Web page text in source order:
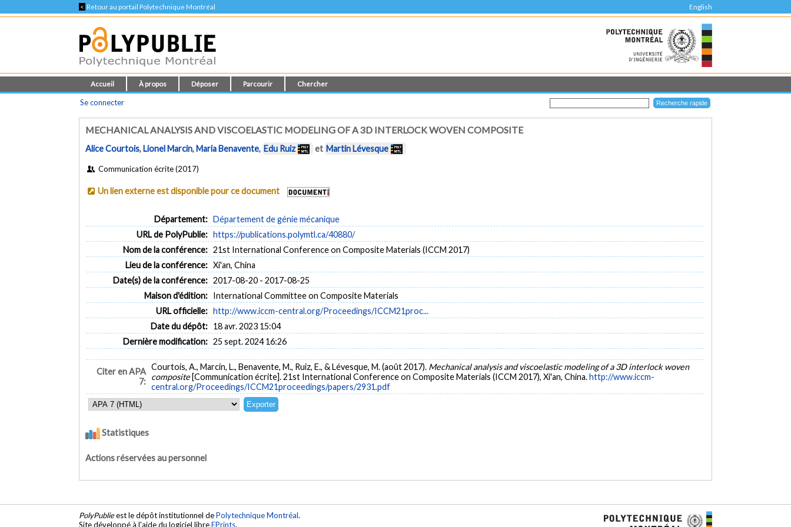
< Retour au portail Polytechnique Montréal English
Accueil À propos Déposer Parcourir Chercher
Se connecter
MECHANICAL ANALYSIS AND VISCOELASTIC MODELING OF A 3D INTERLOCK WOVEN COMPOSITE
Alice Courtois,Lionel Marcin,Maria Benavente, Edu Ruiz et Martin Lévesque
Communication écrite (2017)
Un lien externe est disponible pour ce document
Département: Département de génie mécanique
URL de PolyPublie: https://publications.polymtl.ca/40880/
Nom de la conférence: 21st International Conference on Composite Materials (ICCM 2017)
Lieu de la conférence: Xi'an, China
Date(s) de la conférence: 2017-08-20 - 2017-08-25
Maison d'édition: International Committee on Composite Materials
URL officielle: http://www.iccm-central.org/Proceedings/ICCM21proc...
Date du dépôt: 18 avr. 2023 15:04
Dernière modification: 25 sept. 2024 16:26
Citer en APA
7:
Courtois, A., Marcin, L., Benavente, M., Ruiz, E., & Lévesque, M. (août 2017). Mechanical analysis and viscoelastic modeling of a 3D interlock woven
composite [Communication écrite]. 21st International Conference on Composite Materials (ICCM 2017), Xi'an, China.http://www.iccm-
central.org/Proceedings/ICCM21proceedings/papers/2931.pdf
Statistiques
Actions réservées au personnel
PolyPublieest le dépôt institutionnel dePolytechnique Montréal.
Site développé à l'aide du logiciel libreEPrints.